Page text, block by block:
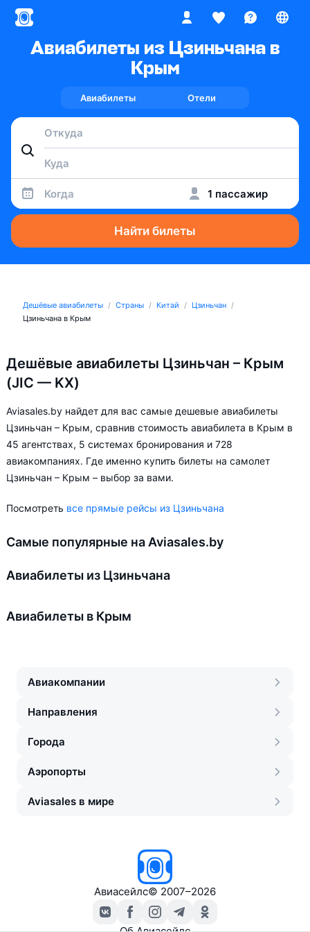
Авиабилеты из Цзиньчана в
Крым
Авиабилеты Отели
Когда 1 пассажир
Найти билеты
Дешёвые авиабилеты Страны Китай
Цзиньчан
Цзиньчана в Крым
Дешёвые авиабилеты Цзиньчан – Крым
(JIC — KX)
Aviasales.by найдет для вас самые дешевые авиабилеты
Цзиньчан – Крым, сравнив стоимость авиабилета в Крым в
45 агентствах, 5 системах бронирования и 728
авиакомпаниях. Где именно купить билеты на самолет
Цзиньчан – Крым – выбор за вами.
Посмотреть все прямые рейсы из Цзиньчана
Самые популярные на Aviasales.by
Авиабилеты из Цзиньчана
Авиабилеты в Крым
Авиакомпании
Направления
Города
Аэропорты
Aviasales в мире
Авиасейлс© 2007–2026